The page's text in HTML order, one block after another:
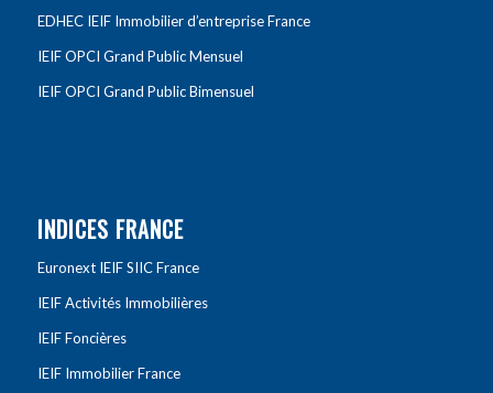
EDHEC IEIF Immobilier d’entreprise France
IEIF OPCI Grand Public Mensuel
IEIF OPCI Grand Public Bimensuel
INDICES FRANCE
Euronext IEIF SIIC France
IEIF Activités Immobilières
IEIF Foncières
IEIF Immobilier France